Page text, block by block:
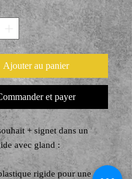
Ajouter au panier
et payer
+ signet dans un
avec gland :
rigide pour une